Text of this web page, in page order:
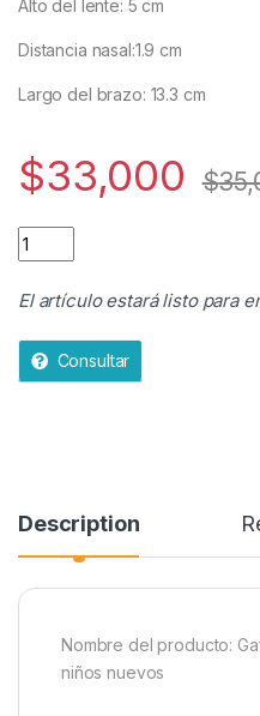
Alto del lente: 5 cm
Distancia nasal:1.9 cm
Largo del brazo: 13.3 cm
$33,000 $
Gafas De Sol Niños
El artículo estará listo para
Consultar
Description
Nombre del producto:
niños nuevos